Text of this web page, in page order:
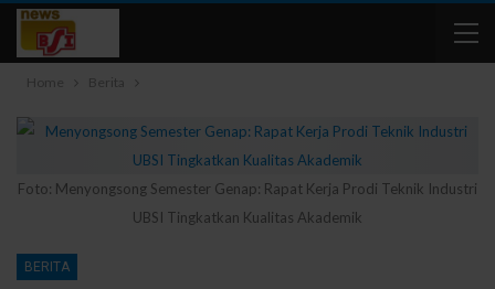
Home Berita
Foto: Menyongsong Semester Genap: Rapat Kerja Prodi Teknik Industri
UBSI Tingkatkan Kualitas Akademik
BERITA